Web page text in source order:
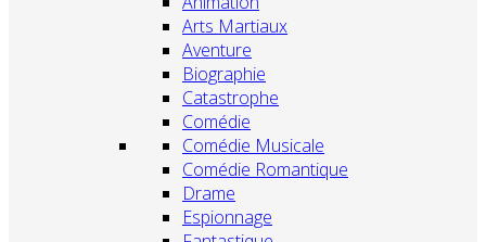
Arts Martiaux
Aventure
Biographie
Catastrophe
Comédie
Comédie Musicale
Comédie Romantique
Drame
Espionnage